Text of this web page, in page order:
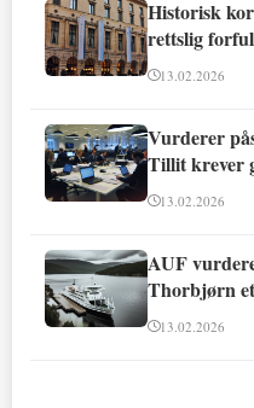
Historisk
rettslig
13.02.2026
Vurderer
Tillit krever
13.02.2026
AUF
Thorbjørn
13.02.2026